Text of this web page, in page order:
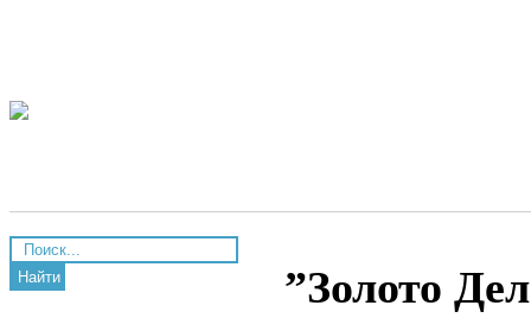
Найти
”Золото